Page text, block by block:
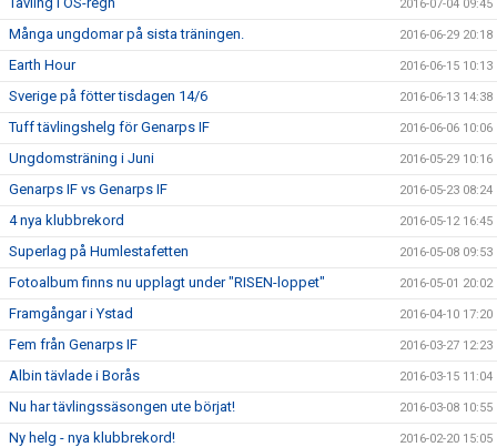
2016-07-04 09:45
Många ungdomar på sista träningen. 2016-06-29 20:18
Earth Hour 2016-06-15 10:13
Sverige på fötter tisdagen 14/6 2016-06-13 14:38
Tuff tävlingshelg för Genarps IF 2016-06-06 10:06
Ungdomsträning i Juni 2016-05-29 10:16
Genarps IF vs Genarps IF 2016-05-23 08:24
4 nya klubbrekord 2016-05-12 16:45
Superlag på Humlestafetten 2016-05-08 09:53
Fotoalbum finns nu upplagt under "RISEN-loppet" 2016-05-01 20:02
Framgångar i Ystad 2016-04-10 17:20
Fem från Genarps IF 2016-03-27 12:23
Albin tävlade i Borås 2016-03-15 11:04
Nu har tävlingssäsongen ute börjat! 2016-03-08 10:55
Ny helg - nya klubbrekord! 2016-02-20 15:05